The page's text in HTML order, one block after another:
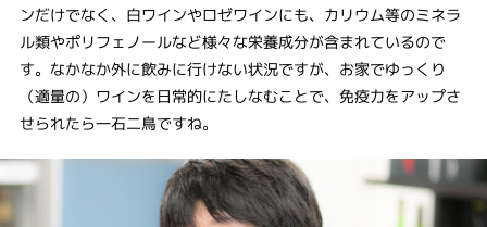
ンだけでなく、白ワインやロゼワインにも、カリウム等のミネラ
ル類やポリフェノールなど様々な栄養成分が含まれているので
す。なかなか外に飲みに行けない状況ですが、お家でゆっくり
（適量の）ワインを日常的にたしなむことで、免疫力をアップさ
せられたら一石二鳥ですね。